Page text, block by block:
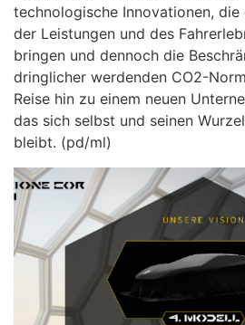
technologische Innovationen, die
der Leistungen und des
bringen und dennoch die
dringlicher werdenden CO2-
Reise hin zu einem neuen
das sich selbst und seinen
bleibt. (pd/ml)